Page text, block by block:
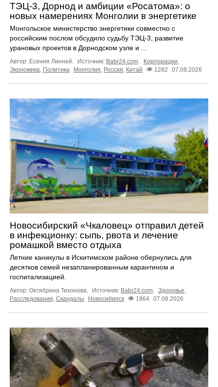
ТЭЦ-3, Дорнод и амбиции «Росатома»: о
новых намерениях Монголии в энергетике
Монгольское министерство энергетики совместно с
российским послом обсудило судьбу ТЭЦ‑3, развитие
урановых проектов в Дорнодском узле и ...
Автор: Есения Линней. Источник: Babr24.com Корпорации
Экономика Политика Монголия Россия Китай 1282 07.08.2026
Новосибирский «Чкаловец» отправил детей
в инфекционку: сыпь, рвота и лечение
ромашкой вместо отдыха
Летние каникулы в Искитимском районе обернулись для
десятков семей незапланированным карантином и
госпитализацией.
Автор: Октябрина Тихонова. Источник: Babr24.com. Здоровье,
Расследования, Скандалы Новосибирск 1864 07.08.2026